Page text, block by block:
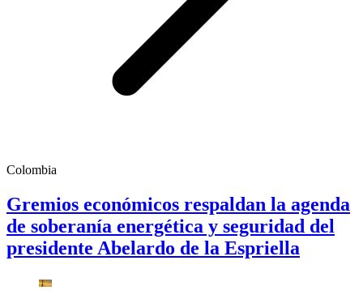
Colombia
Gremios económicos respaldan la agenda
de soberanía energética y seguridad del
presidente Abelardo de la Espriella